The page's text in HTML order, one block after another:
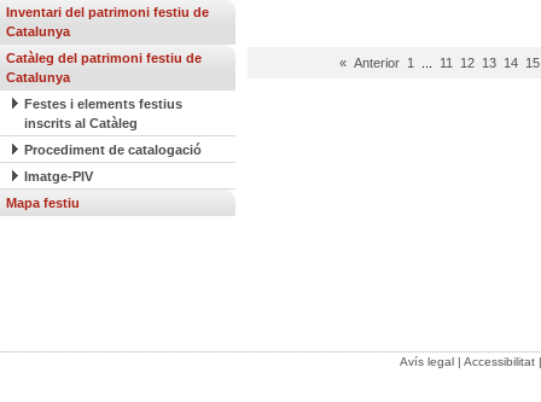
Inventari del patrimoni festiu de
Catalunya
Catàleg del patrimoni festiu de
Catalunya
Festes i elements festius
inscrits al Catàleg
Procediment de catalogació
Imatge-PIV
Mapa festiu
« Anterior 1 11 12 13 14 15
Avís legal| Accessibilitat